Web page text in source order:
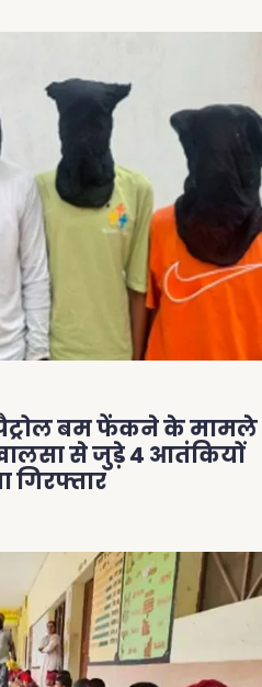
बम फेंकने के मामले
से जुड़े 4 आतंकियों
गिरफ्तार